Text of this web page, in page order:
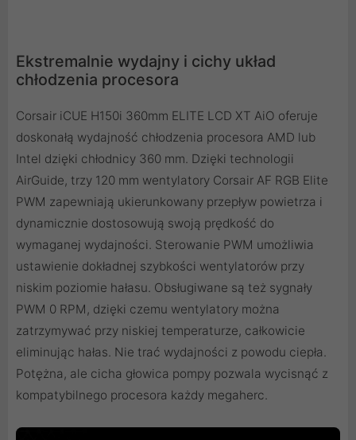
Ekstremalnie wydajny i cichy układ
chłodzenia procesora
Corsair iCUE H150i 360mm ELITE LCD XT AiO oferuje
doskonałą wydajność chłodzenia procesora AMD lub
Intel dzięki chłodnicy 360 mm. Dzięki technologii
AirGuide, trzy 120 mm wentylatory Corsair AF RGB Elite
PWM zapewniają ukierunkowany przepływ powietrza i
dynamicznie dostosowują swoją prędkość do
wymaganej wydajności. Sterowanie PWM umożliwia
ustawienie dokładnej szybkości wentylatorów przy
niskim poziomie hałasu. Obsługiwane są też sygnały
PWM 0 RPM, dzięki czemu wentylatory można
zatrzymywać przy niskiej temperaturze, całkowicie
eliminując hałas. Nie trać wydajności z powodu ciepła.
Potężna, ale cicha głowica pompy pozwala wycisnąć z
kompatybilnego procesora każdy megaherc.